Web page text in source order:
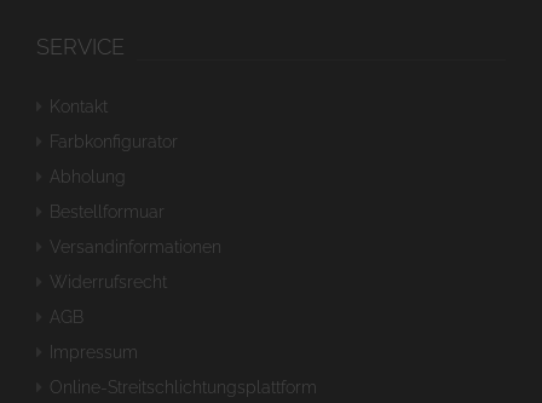
SERVICE
Kontakt
Farbkonfigurator
Abholung
Bestellformuar
Versandinformationen
Widerrufsrecht
AGB
Impressum
Online-Streitschlichtungsplattform